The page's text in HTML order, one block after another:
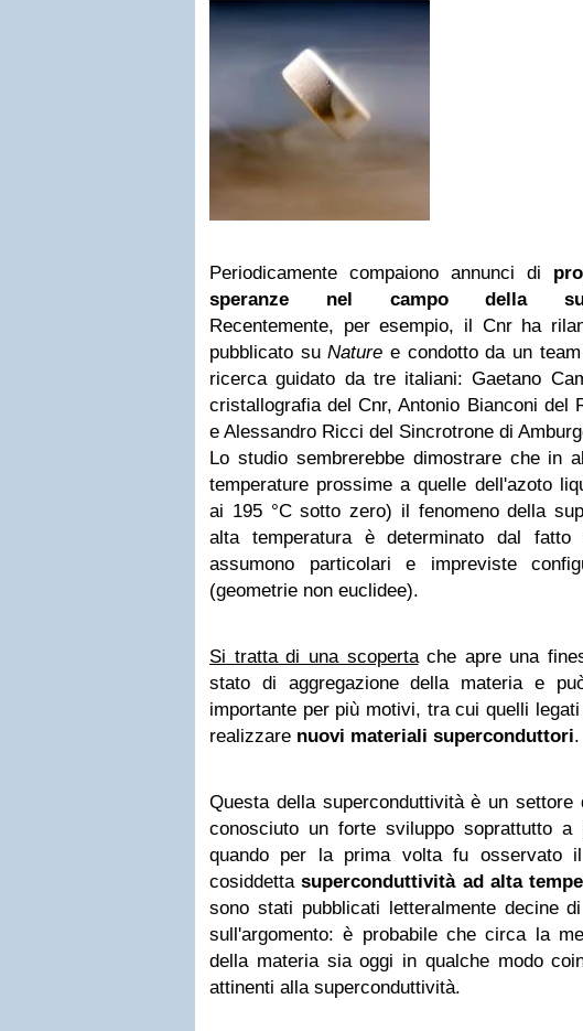
Periodicamente compaiono annunci di
speranze nel campo della
Recentemente, per esempio, il Cnr ha
pubblicato suNature e condotto da un
ricerca guidato da tre italiani: Gaetano
cristallografia del Cnr, Antonio Bianconi del
e Alessandro Ricci del Sincrotrone di
Lo studio sembrerebbe dimostrare che in
temperature prossime a quelle dell'azoto
ai 195 °C sotto zero) il fenomeno della
alta temperatura è determinato dal fatto
assumono particolari e impreviste
(geometrie non euclidee).
Si tratta di una scopertache apre una
stato di aggregazione della materia e
importante per più motivi, tra cui quelli
realizzare nuovi materiali superconduttori.
Questa della superconduttività è un
conosciuto un forte sviluppo soprattutto a
quando per la prima volta fu osservato
cosiddettasuperconduttività ad alta
sono stati pubblicati letteralmente decine
sull'argomento: è probabile che circa la
della materia sia oggi in qualche modo
attinenti alla superconduttività.